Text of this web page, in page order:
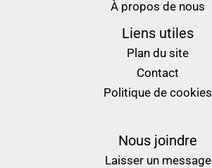
À propos de nous
Liens utiles
Plan du site
Contact
Politique de cookies
Nous joindre
Laisser un message